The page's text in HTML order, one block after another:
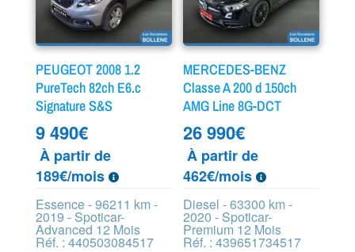
PEUGEOT 2008 1.2
PureTech 82ch E6.c
Signature S&S
9 490€
À partir de
189€/mois
Essence - 96211 km -
2019 - Spoticar-
Advanced 12 Mois
Réf. : 440503084517
MERCEDES-BENZ
Classe A 200 d 150ch
AMG Line 8G-DCT
26 990€
À partir de
462€/mois
Diesel - 63300 km -
2020 - Spoticar-
Premium 12 Mois
Réf. : 439651734517